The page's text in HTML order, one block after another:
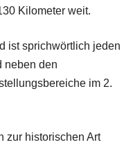
Kilometer weit.
ist sprichwörtlich jeden
neben den
im 2.
zur historischen Art